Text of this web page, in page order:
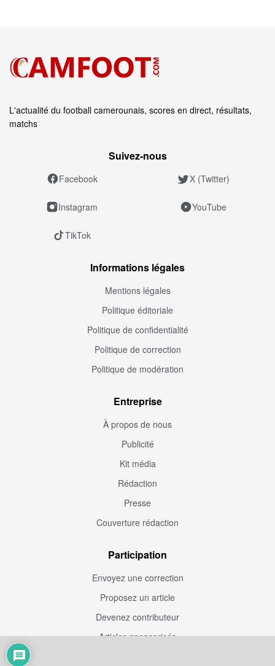
L'actualité du football camerounais, scores en direct, résultats,
matchs
Suivez‑nous
Facebook X (Twitter)
Instagram YouTube
TikTok
Informations légales
Mentions légales
Politique éditoriale
Politique de confidentialité
Politique de correction
Politique de modération
Entreprise
À propos de nous
Publicité
Kit média
Rédaction
Presse
Couverture rédaction
Participation
Envoyez une correction
Proposez un article
Devenez contributeur
Articles sponsorisés